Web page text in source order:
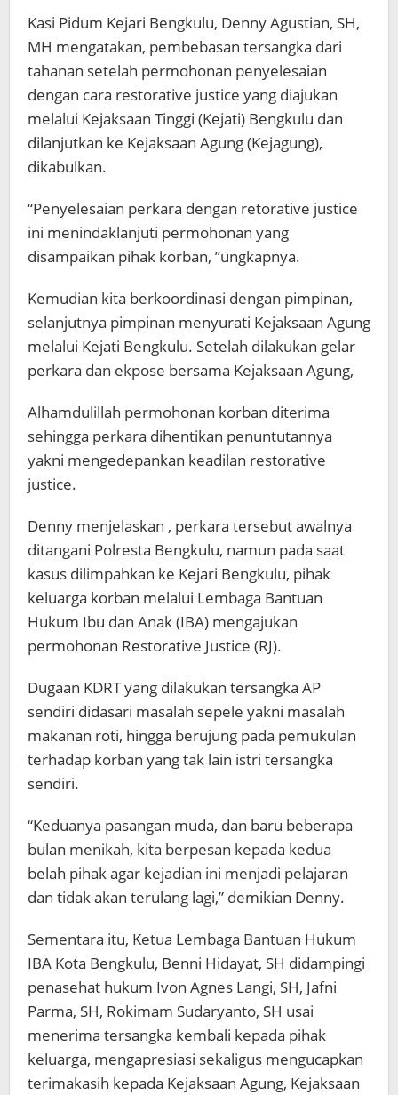
Kasi Pidum Kejari Bengkulu, Denny Agustian, SH,
MH mengatakan, pembebasan tersangka dari
tahanan setelah permohonan penyelesaian
dengan cara restorative justice yang diajukan
melalui Kejaksaan Tinggi (Kejati) Bengkulu dan
dilanjutkan ke Kejaksaan Agung (Kejagung),
dikabulkan.
“Penyelesaian perkara dengan retorative justice
ini menindaklanjuti permohonan yang
disampaikan pihak korban, ”ungkapnya.
Kemudian kita berkoordinasi dengan pimpinan,
selanjutnya pimpinan menyurati Kejaksaan Agung
melalui Kejati Bengkulu. Setelah dilakukan gelar
perkara dan ekpose bersama Kejaksaan Agung,
Alhamdulillah permohonan korban diterima
sehingga perkara dihentikan penuntutannya
yakni mengedepankan keadilan restorative
justice.
Denny menjelaskan , perkara tersebut awalnya
ditangani Polresta Bengkulu, namun pada saat
kasus dilimpahkan ke Kejari Bengkulu, pihak
keluarga korban melalui Lembaga Bantuan
Hukum Ibu dan Anak (IBA) mengajukan
permohonan Restorative Justice (RJ).
Dugaan KDRT yang dilakukan tersangka AP
sendiri didasari masalah sepele yakni masalah
makanan roti, hingga berujung pada pemukulan
terhadap korban yang tak lain istri tersangka
sendiri.
“Keduanya pasangan muda, dan baru beberapa
bulan menikah, kita berpesan kepada kedua
belah pihak agar kejadian ini menjadi pelajaran
dan tidak akan terulang lagi,” demikian Denny.
Sementara itu, Ketua Lembaga Bantuan Hukum
IBA Kota Bengkulu, Benni Hidayat, SH didampingi
penasehat hukum Ivon Agnes Langi, SH, Jafni
Parma, SH, Rokimam Sudaryanto, SH usai
menerima tersangka kembali kepada pihak
keluarga, mengapresiasi sekaligus mengucapkan
terimakasih kepada Kejaksaan Agung, Kejaksaan